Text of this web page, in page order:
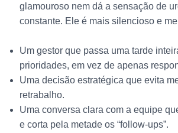
glamouroso nem dá a sensação de
constante. Ele é mais silencioso e
Um gestor que passa uma tarde
prioridades, em vez de apenas
Uma decisão estratégica que evita
retrabalho.
Uma conversa clara com a equipe
e corta pela metade os “follow-ups”.